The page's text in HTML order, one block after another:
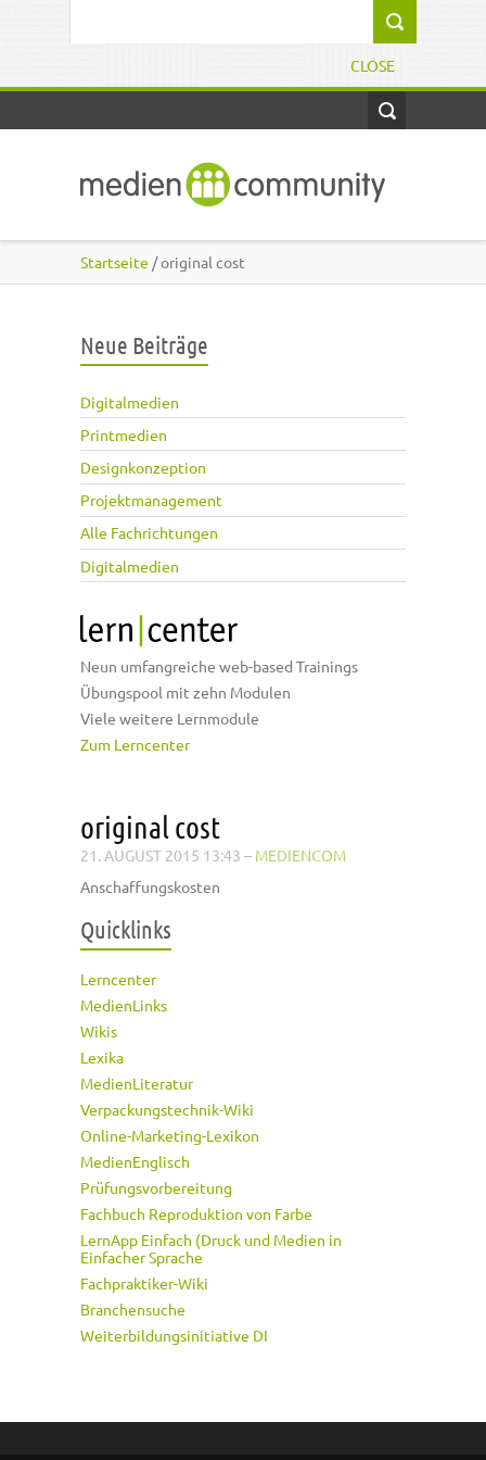
CLOSE
Startseite / original cost
Neue Beiträge
Digitalmedien
Printmedien
Designkonzeption
Projektmanagement
Alle Fachrichtungen
Digitalmedien
Neun umfangreiche web-based Trainings
Übungspool mit zehn Modulen
Viele weitere Lernmodule
Zum Lerncenter
original cost
21. AUGUST 2015 13:43 – MEDIENCOM
Anschaffungskosten
Quicklinks
Lerncenter
MedienLinks
Wikis
Lexika
MedienLiteratur
Verpackungstechnik-Wiki
Online-Marketing-Lexikon
MedienEnglisch
Prüfungsvorbereitung
Fachbuch Reproduktion von Farbe
LernApp Einfach (Druck und Medien in
Einfacher Sprache
Fachpraktiker-Wiki
Branchensuche
Weiterbildungsinitiative DI